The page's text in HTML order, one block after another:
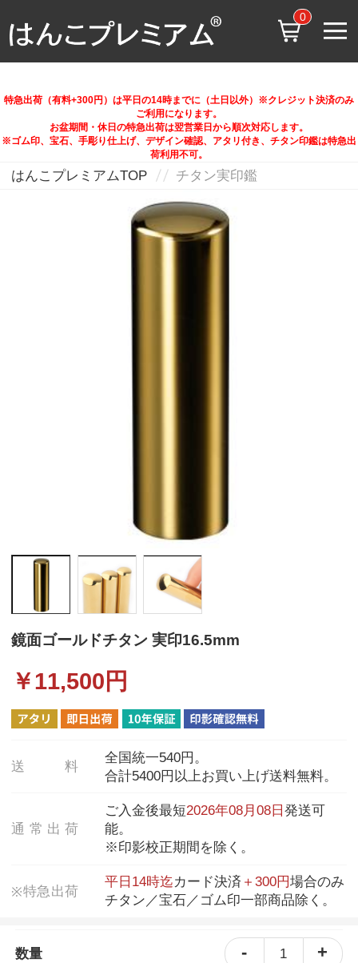
0
特急出荷（有料+300円）は平日の14時までに（土日以外）※クレジット決済のみ
ご利用になります。
お盆期間・休日の特急出荷は翌営業日から順次対応します。
※ゴム印、宝石、手彫り仕上げ、デザイン確認、アタリ付き、チタン印鑑は特急出
荷利用不可。
はんこプレミアムTOP チタン実印鑑
鏡面ゴールドチタン 実印16.5mm
￥11,500 円
送 料
全国統一540円。
合計5400円以上お買い上げ送料無料。
通 常 出 荷
ご入金後最短2026年08月08日発送可
能。
※印影校正期間を除く。
※特急出荷
平日14時迄カード決済 ＋300円場合のみ
チタン／宝石／ゴム印一部商品除く。
数量 - 1 +